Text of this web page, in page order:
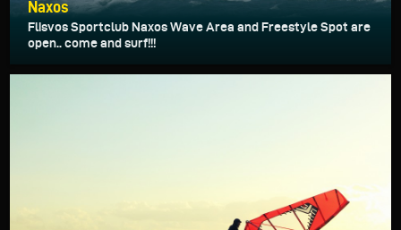
Naxos
Flisvos Sportclub Naxos Wave Area and Freestyle Spot are
open.. come and surf!!!